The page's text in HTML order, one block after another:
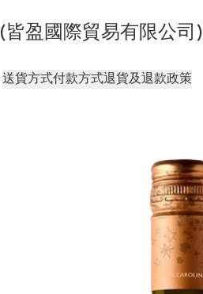
FPHKWine (皆盈國際貿易有限公司)
送貨方式付款方式退貨及退款政策